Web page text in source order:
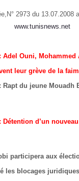
N° 2973 du 13.07.2008
www.tunisnews.net
Adel Ouni, Mohammed
leur grève de la faim
Rapt du jeune Mouadh
Détention d’un
participera aux
les blocages juridiques